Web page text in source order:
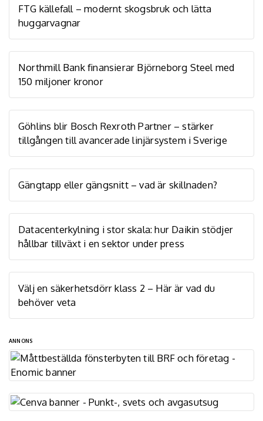
FTG källefall – modernt skogsbruk och lätta
huggarvagnar
Northmill Bank finansierar Björneborg Steel med
150 miljoner kronor
Göhlins blir Bosch Rexroth Partner – stärker
tillgången till avancerade linjärsystem i Sverige
Gängtapp eller gängsnitt – vad är skillnaden?
Datacenterkylning i stor skala: hur Daikin stödjer
hållbar tillväxt i en sektor under press
Välj en säkerhetsdörr klass 2 – Här är vad du
behöver veta
ANNONS